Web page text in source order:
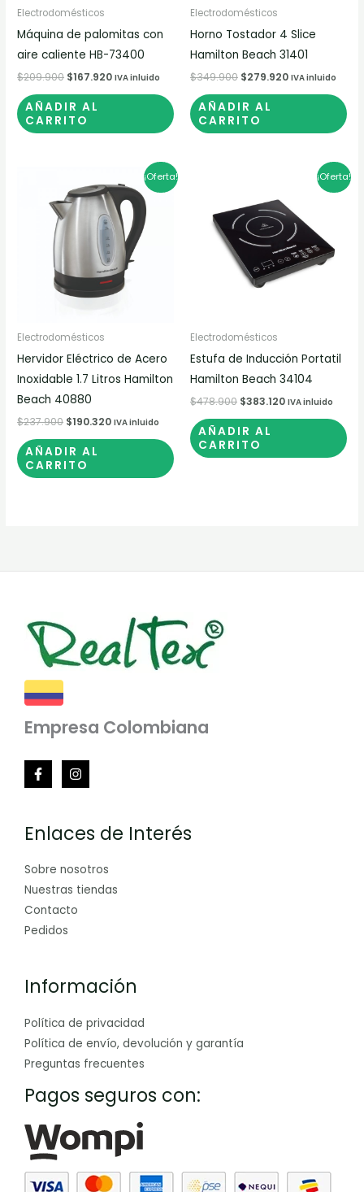
Electrodomésticos
Máquina de palomitas con
aire caliente HB-73400
$209.900 $167.920 IVA inluido
AÑADIR AL
CARRITO
Electrodomésticos
Horno Tostador 4 Slice
Hamilton Beach 31401
$349.900 $279.920 IVA inluido
AÑADIR AL
CARRITO
¡Oferta!
Electrodomésticos
Hervidor Eléctrico de Acero
Inoxidable 1.7 Litros Hamilton
Beach 40880
$237.900
precio
original
era:
$237.900.
$190.320
precio
actual
es:
$190.320.
IVA inluido
AÑADIR AL
CARRITO
¡Oferta!
Electrodomésticos
Estufa de Inducción Portatil
Hamilton Beach 34104
$478.900
original
era:
$478.900.
$383.120
precio
es:
$383.120.
IVA inluido
AÑADIR AL
CARRITO
Empresa Colombiana
Enlaces de Interés
Sobre nosotros
Nuestras tiendas
Contacto
Pedidos
Información
Política de privacidad
Política de envío, devolución y garantía
Preguntas frecuentes
Pagos seguros con: